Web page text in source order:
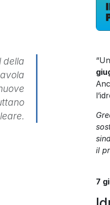
della
il
7